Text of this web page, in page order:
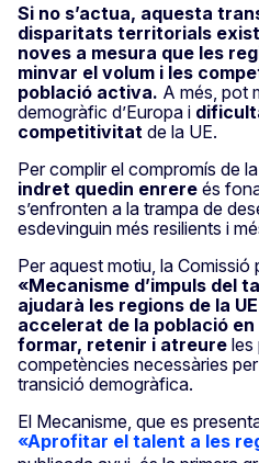
Si no s’actua, aquesta
disparitats territorials
noves a mesura que les
minvar el volum i les
població activa. A més, pot
demogràfic d’Europa i
competitivitat de la UE.
Per complir el compromís de
indret quedin enrere és
s’enfronten a la trampa de
esdevinguin més resilients i
Per aquest motiu, la Comissió
«Mecanisme d’impuls del
ajudarà les regions de la
accelerat de la població
formar, retenir i atreure les
competències necessàries
transició demogràfica.
El Mecanisme, que es
«Aprofitar el talent a les